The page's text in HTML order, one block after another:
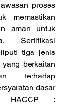
proses
memastikan
aman untuk
Sertifikasi
tiga jenis
berkaitan
terhadap
dasar
HACCP :